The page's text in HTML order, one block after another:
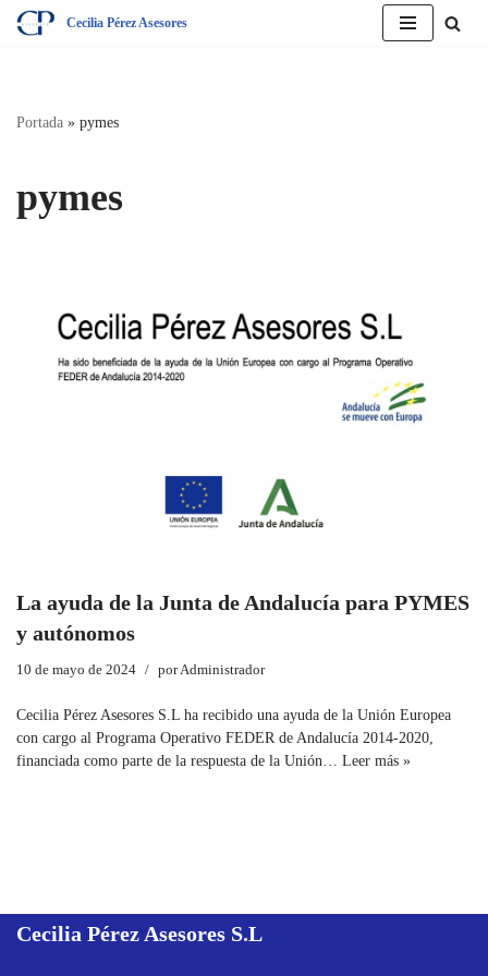
Cecilia Pérez Asesores
Portada » pymes
pymes
La ayuda de la Junta de Andalucía para PYMES
y autónomos
10 de mayo de 2024 porAdministrador
Cecilia Pérez Asesores S.L ha recibido una ayuda de la Unión Europea
con cargo al Programa Operativo FEDER de Andalucía 2014-2020,
financiada como parte de la respuesta de la Unión… Leer más »
Cecilia Pérez Asesores S.L